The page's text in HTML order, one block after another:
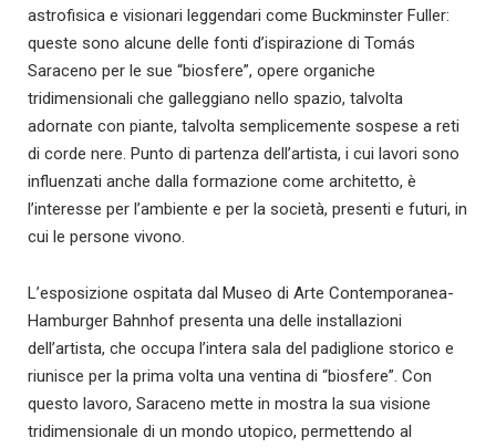
astrofisica e visionari leggendari come Buckminster Fuller:
queste sono alcune delle fonti d’ispirazione di Tomás
Saraceno per le sue “biosfere”, opere organiche
tridimensionali che galleggiano nello spazio, talvolta
adornate con piante, talvolta semplicemente sospese a reti
di corde nere. Punto di partenza dell’artista, i cui lavori sono
influenzati anche dalla formazione come architetto, è
l’interesse per l’ambiente e per la società, presenti e futuri, in
cui le persone vivono.
L’esposizione ospitata dal Museo di Arte Contemporanea-
Hamburger Bahnhof presenta una delle installazioni
dell’artista, che occupa l’intera sala del padiglione storico e
riunisce per la prima volta una ventina di “biosfere”. Con
questo lavoro, Saraceno mette in mostra la sua visione
tridimensionale di un mondo utopico, permettendo al